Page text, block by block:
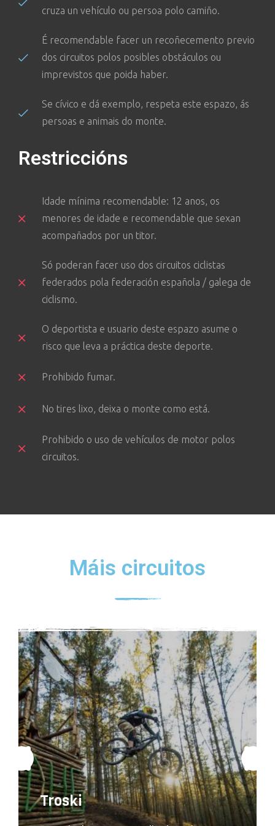
cruza un vehículo ou persoa polo camiño.
É recomendable facer un recoñecemento previo
dos circuitos polos posibles obstáculos ou
imprevistos que poida haber.
Se cívico e dá exemplo, respeta este espazo, ás
persoas e animais do monte.
Restriccións
Idade mínima recomendable: 12 anos, os
menores de idade e recomendable que sexan
acompañados por un titor.
Só poderan facer uso dos circuitos ciclistas
federados pola federación española / galega de
ciclismo.
O deportista e usuario deste espazo asume o
risco que leva a práctica deste deporte.
Prohibido fumar.
No tires lixo, deixa o monte como está.
Prohibido o uso de vehículos de motor polos
circuitos.
Máis circuitos
Troski